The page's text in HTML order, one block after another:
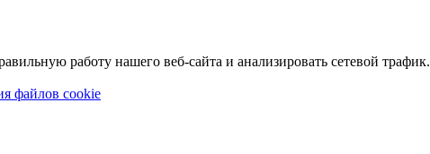
работу нашего веб-сайта и анализировать сетевой трафик.
файлов cookie